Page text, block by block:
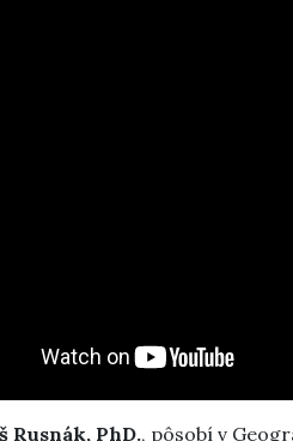
Rusnák, PhD., pôsobí v